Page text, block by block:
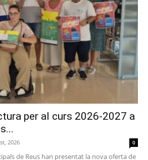
per al curs 2026-2027 a
2026 0
de Reus han presentat la nova oferta de